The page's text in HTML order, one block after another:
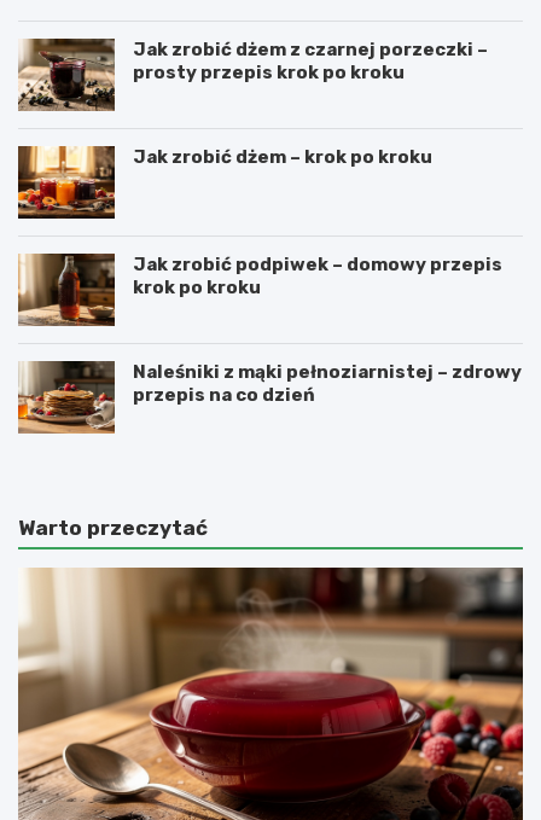
Jak zrobić dżem z czarnej porzeczki –
prosty przepis krok po kroku
Jak zrobić dżem – krok po kroku
Jak zrobić podpiwek – domowy przepis
krok po kroku
Naleśniki z mąki pełnoziarnistej – zdrowy
przepis na co dzień
Warto przeczytać